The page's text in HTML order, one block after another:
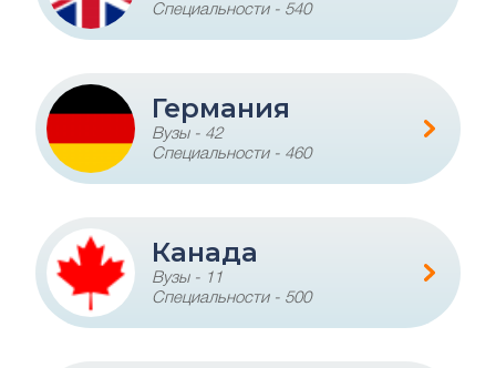
Специальности - 540
Германия
Вузы - 42
Специальности - 460
Канада
Вузы - 11
Специальности - 500